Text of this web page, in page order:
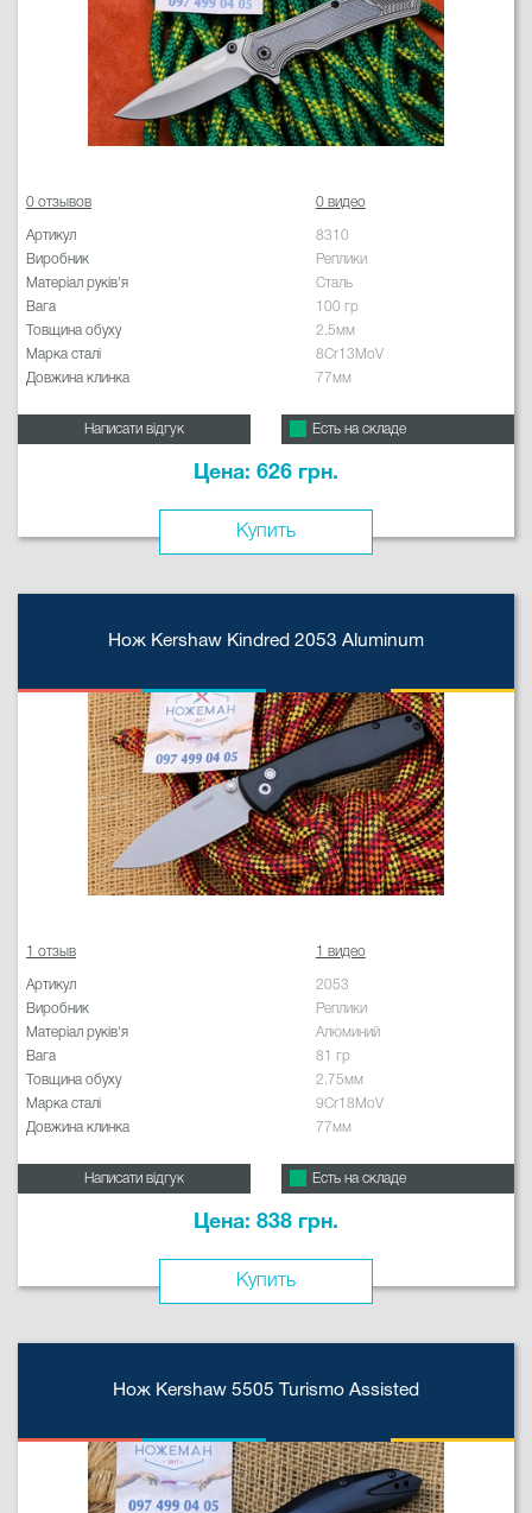
0 отзывов 0 видео
Артикул
8310
Виробник
Реплики
Матеріал руків'я
Сталь
Вага
100 гр
Товщина обуху
2.5мм
Марка сталі
8Cr13MoV
Довжина клинка
77мм
Написати відгук Есть на складе
Цена: 626 грн.
Купить
Нож Kershaw Kindred 2053 Aluminum
1 отзыв 1 видео
Артикул
2053
Виробник
Реплики
Матеріал руків'я
Алюминий
Вага
81 гр
Товщина обуху
2.75мм
Марка сталі
9Cr18MoV
Довжина клинка
77мм
Написати відгук Есть на складе
Цена: 838 грн.
Купить
Нож Kershaw 5505 Turismo Assisted